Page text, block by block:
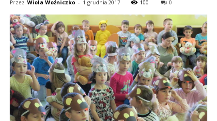
Przez Wiola Woźniczko - 1 grudnia 2017 100 0